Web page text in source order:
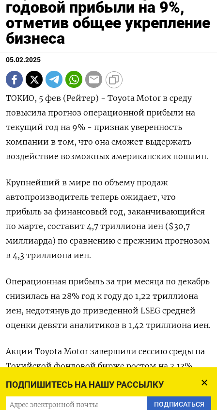
ПОДПИШИТЕСЬ НА НАШУ РАССЫЛКУ
ПОДПИСАТЬСЯ
годовой прибыли на 9%,
отметив общее укрепление
бизнеса
05.02.2025
ТОКИО, 5 фев (Рейтер) - Toyota Motor в среду
повысила прогноз операционной прибыли на
текущий год на 9% - признак уверенность
компании в том, что она сможет выдержать
воздействие возможных американских пошлин.
Крупнейший в мире по объему продаж
автопроизводитель теперь ожидает, что
прибыль за финансовый год, заканчивающийся
по марте, составит 4,7 триллиона иен ($30,7
миллиарда) по сравнению с прежним прогнозом
в 4,3 триллиона иен.
Операционная прибыль за три месяца по декабрь
снизилась на 28% год к году до 1,22 триллиона
иен, недотянув до приведенной LSEG средней
оценки девяти аналитиков в 1,42 триллиона иен.
Акции Toyota Motor завершили сессию среды на
Токийской фондовой бирже ростом на 3,13%.
Оригинал сообщения на английском языке
доступен по коду: (Даниэл Леусинк, перевел